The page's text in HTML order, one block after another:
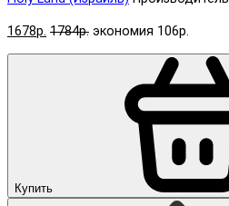
1678р. 1784р. экономия 106р.
Купить